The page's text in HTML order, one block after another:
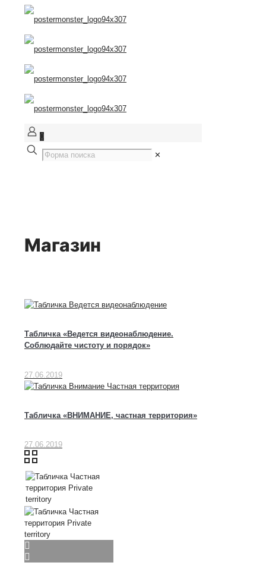
0
✕
Магазин
Табличка «Ведется видеонаблюдение.
Соблюдайте чистоту и порядок»
27.06.2019
Табличка «ВНИМАНИЕ, частная территория»
27.06.2019